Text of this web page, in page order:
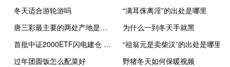
冬天适合游轮游吗
“满耳侏离淫”的出处是哪里
唐三彩最主要的两处产地是（唐三彩的主要产地）
为什么一到冬天手就黑
首批中证2000ETF闪电建仓 资金入市节奏明显加快
“祖翁元是卖柴汉”的出处是哪里
过年团圆饭怎么配菜好
野猪冬天如何保暖视频